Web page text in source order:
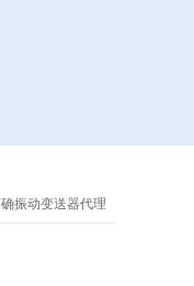
振动变送器代理